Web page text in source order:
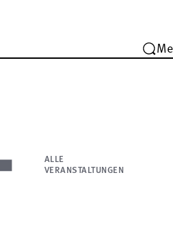
ALLE
VERANSTALTUNGEN